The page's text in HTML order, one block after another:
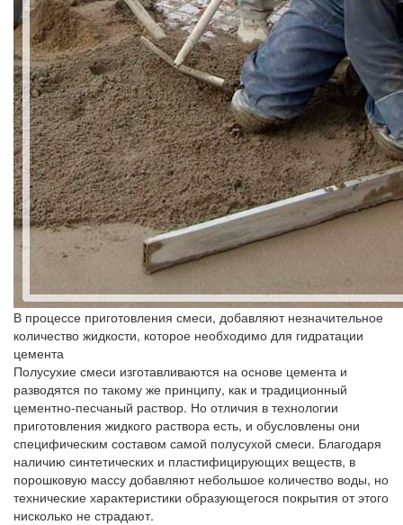
В процессе приготовления смеси, добавляют незначительное
количество жидкости, которое необходимо для гидратации
цемента
Полусухие смеси изготавливаются на основе цемента и
разводятся по такому же принципу, как и традиционный
цементно-песчаный раствор. Но отличия в технологии
приготовления жидкого раствора есть, и обусловлены они
специфическим составом самой полусухой смеси. Благодаря
наличию синтетических и пластифицирующих веществ, в
порошковую массу добавляют небольшое количество воды, но
технические характеристики образующегося покрытия от этого
нисколько не страдают.